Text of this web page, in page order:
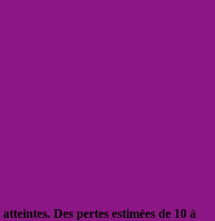
Des pertes estimées de 10 à